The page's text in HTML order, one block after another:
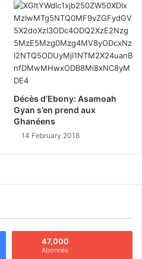
Décès d’Ebony: Asamoah
Gyan s’en prend aux
Ghanéens
14 February 2018
47,000
Abonnés